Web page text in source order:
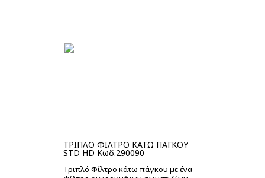
ΤΡΙΠΛΟ ΦΙΛΤΡΟ ΚΑΤΩ ΠΑΓΚΟΥ
STD HD Κωδ.290090
Τριπλό Φίλτρο κάτω πάγκου με ένα